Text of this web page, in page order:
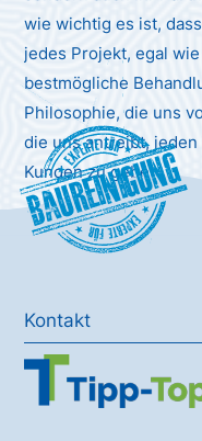
wie wichtig es ist,
jedes Projekt, egal
bestmögliche
Philosophie, die uns
die uns antreibt,
Kunden zu geben.
Baureinigung
Kontakt